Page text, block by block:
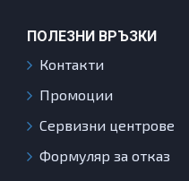
ПОЛЕЗНИ ВРЪЗКИ
Контакти
Промоции
Сервизни центрове
Формуляр за отказ